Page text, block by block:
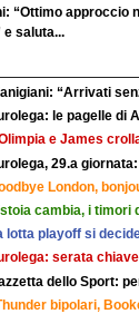
“Ottimo approccio
e saluta...
“Arrivati
le pagelle di
e James
29.a
London,
cambia, i timori
lotta playoff si
serata
dello Sport:
bipolari,